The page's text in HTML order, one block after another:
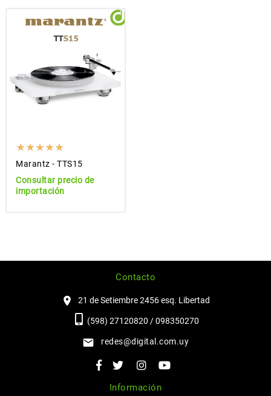
Marantz - TTS15
Consultar precio de
importación
Contacto
21 de Setiembre 2456 esq. Libertad
(598) 27120820 / 098350270
redes@digital.com.uy
Información